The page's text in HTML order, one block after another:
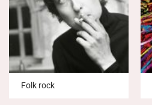
Folk rock